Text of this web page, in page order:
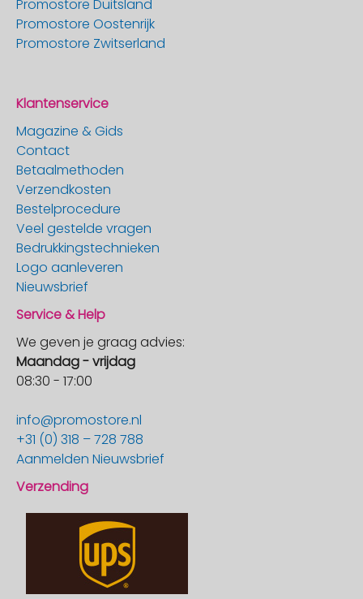
Promostore Duitsland
Promostore Oostenrijk
Promostore Zwitserland
Klantenservice
Magazine & Gids
Contact
Betaalmethoden
Verzendkosten
Bestelprocedure
Veel gestelde vragen
Bedrukkingstechnieken
Logo aanleveren
Nieuwsbrief
Service & Help
We geven je graag advies:
Maandag - vrijdag
08:30 - 17:00
info@promostore.nl
+31 (0) 318 – 728 788
Aanmelden Nieuwsbrief
Verzending